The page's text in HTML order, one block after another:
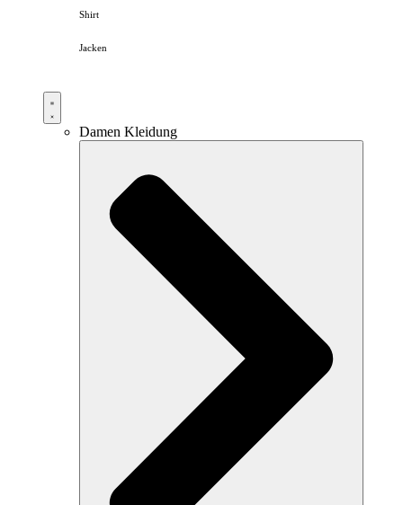
Shirt
Jacken
Damen Kleidung